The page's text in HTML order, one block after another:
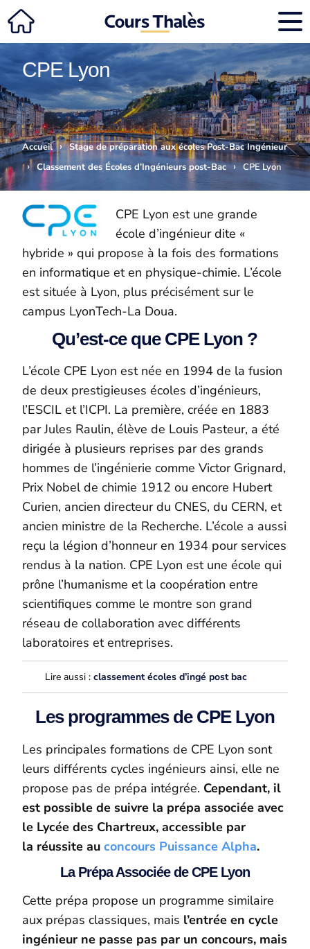
CPE Lyon
Accueil › Stage de préparation aux écoles Post-Bac Ingénieur
› Classement des Écoles d’Ingénieurs post-Bac › CPE Lyon
CPE Lyon est une grande
école d’ingénieur dite «
hybride » qui propose à la fois des formations
en informatique et en physique-chimie. L’école
est située à Lyon, plus précisément sur le
campus LyonTech-La Doua.
Qu’est-ce que CPE Lyon ?
L’école CPE Lyon est née en 1994 de la fusion
de deux prestigieuses écoles d’ingénieurs,
l’ESCIL et l’ICPI. La première, créée en 1883
par Jules Raulin, élève de Louis Pasteur, a été
dirigée à plusieurs reprises par des grands
hommes de l’ingénierie comme Victor Grignard,
Prix Nobel de chimie 1912 ou encore Hubert
Curien, ancien directeur du CNES, du CERN, et
ancien ministre de la Recherche. L’école a aussi
reçu la légion d’honneur en 1934 pour services
rendus à la nation. CPE Lyon est une école qui
prône l’humanisme et la coopération entre
scientifiques comme le montre son grand
réseau de collaboration avec différents
laboratoires et entreprises.
Lire aussi :classement écoles d’ingé post bac
Les programmes de CPE Lyon
Les principales formations de CPE Lyon sont
leurs différents cycles ingénieurs ainsi, elle ne
propose pas de prépa intégrée. Cependant, il
est possible de suivre la prépa associée avec
le Lycée des Chartreux, accessible par
la réussite auconcours Puissance Alpha.
La Prépa Associée de CPE Lyon
Cette prépa propose un programme similaire
aux prépas classiques, mais l’entrée en cycle
ingénieur ne passe pas par un concours, mais